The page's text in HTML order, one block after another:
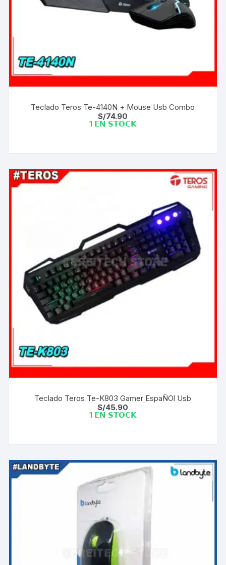
Teclado Teros Te-4140N + Mouse Usb Combo
S/74.90
1 𝗘𝗡 𝗦𝗧𝗢𝗖𝗞
Teclado Teros Te-K803 Gamer EspaÑOl Usb
S/45.90
1 𝗘𝗡 𝗦𝗧𝗢𝗖𝗞